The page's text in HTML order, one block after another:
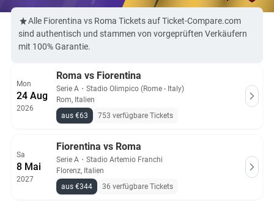
Alle Fiorentina vs Roma Tickets auf Ticket-Compare.com
sind authentisch und stammen von vorgeprüften Verkäufern
mit 100% Garantie.
Mon
24 Aug
2026
Roma vs Fiorentina
Serie A ・ Stadio Olimpico (Rome - Italy)
Rom, Italien
aus €63
753 verfügbare Tickets
Sa
8 Mai
2027
Fiorentina vs Roma
Serie A ・ Stadio Artemio Franchi
Florenz, Italien
aus €344
36 verfügbare Tickets